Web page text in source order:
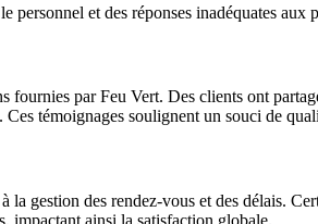
personnel et des réponses inadéquates aux
fournies par Feu Vert. Des clients ont
Ces témoignages soulignent un souci de
gestion des rendez-vous et des délais.
impactant ainsi la satisfaction globale.